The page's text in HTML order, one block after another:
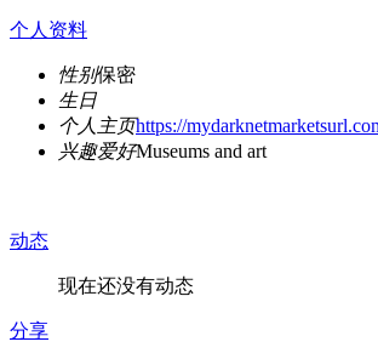
个人资料
性别保密
生日
个人主页https://
兴趣爱好Museums and art
动态
现在还没有动态
分享